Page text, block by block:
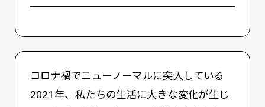
コロナ禍でニューノーマルに突入している
2021年、私たちの生活に大きな変化が生じ